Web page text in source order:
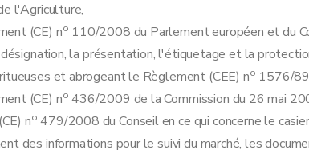
II
Contrôles et certification
l'Agriculture,
(CE) no 110/2008 du Parlement européen et du
la présentation, l'étiquetage et la
et abrogeant le Règlement (CEE) no 1576/89
(CE) no 436/2009 de la Commission du 26 mai
no 479/2008 du Conseil en ce qui concerne le
des informations pour le suivi du marché, les